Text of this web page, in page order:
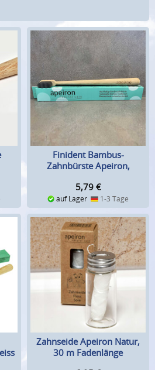
Finident Bambus-
Zahnbürste Apeiron,
5,79 €
auf Lager 1-3 Tage
Zahnseide Apeiron Natur,
30 m Fadenlänge